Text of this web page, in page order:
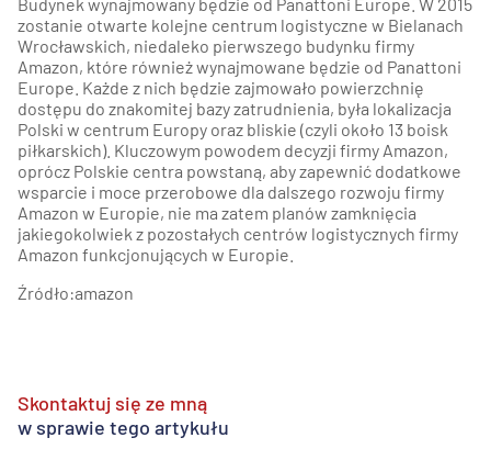
Budynek wynajmowany będzie od Panattoni Europe. W 2015
zostanie otwarte kolejne centrum logistyczne w Bielanach
Wrocławskich, niedaleko pierwszego budynku firmy
Amazon, które również wynajmowane będzie od Panattoni
Europe. Każde z nich będzie zajmowało powierzchnię
dostępu do znakomitej bazy zatrudnienia, była lokalizacja
Polski w centrum Europy oraz bliskie (czyli około 13 boisk
piłkarskich). Kluczowym powodem decyzji firmy Amazon,
oprócz Polskie centra powstaną, aby zapewnić dodatkowe
wsparcie i moce przerobowe dla dalszego rozwoju firmy
Amazon w Europie, nie ma zatem planów zamknięcia
jakiegokolwiek z pozostałych centrów logistycznych firmy
Amazon funkcjonujących w Europie.
Źródło:amazon
Skontaktuj się ze mną
w sprawie tego artykułu